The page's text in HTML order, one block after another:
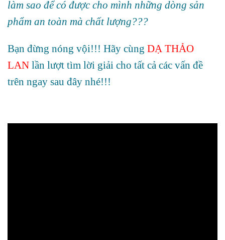
làm sao để có được cho mình những dòng sản
phẩm an toàn mà chất lượng???
Bạn đừng nóng vội!!! Hãy cùng DẠ THẢO
LAN lần lượt tìm lời giải cho tất cả các vấn đề
trên ngay sau đây nhé!!!